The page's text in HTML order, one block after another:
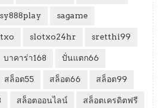
sagame
slotxo24hr sretthi99
บาคาร่า168 ปั่นแตก66
สล็อต55 สล็อต66 สล็อต99
สล็อตออนไลน์ สล็อตเครดิตฟรี